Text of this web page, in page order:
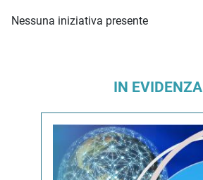
Nessuna iniziativa presente
IN EVIDENZA